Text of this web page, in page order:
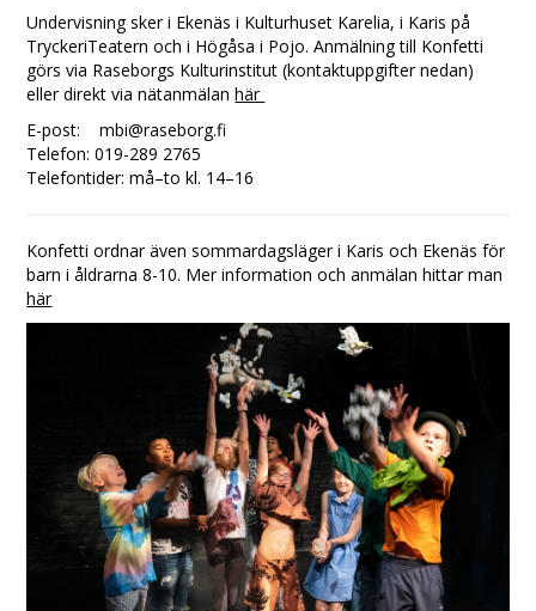
Undervisning sker i Ekenäs i Kulturhuset Karelia, i Karis på
TryckeriTeatern och i Högåsa i Pojo. Anmälning till Konfetti
görs via Raseborgs Kulturinstitut (kontaktuppgifter nedan)
eller direkt via nätanmälanhär
E-post: mbi@raseborg.fi
Telefon: 019-289 2765
Telefontider: må–to kl. 14–16
Konfetti ordnar även sommardagsläger i Karis och Ekenäs för
barn i åldrarna 8-10. Mer information och anmälan hittar man
här